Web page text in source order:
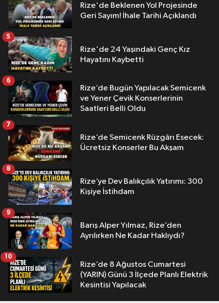
Rize'de Beklenen Yol Projesinde
Geri Sayım! İhale Tarihi Açıklandı
Rize'de 24 Yaşındaki Genç Kız
Hayatını Kaybetti
5
Rize’de Bugün Yapılacak Semicenk
ve Yener Çevik Konserlerinin
Saatleri Belli Oldu
6
Rize’de Semicenk Rüzgârı Esecek:
Ücretsiz Konserler Bu Akşam
7
Rize’ye Dev Balıkçılık Yatırımı: 300
Kişiye İstihdam
8
Barış Alper Yılmaz, Rize’den
Ayrılırken Ne Kadar Haklıydı?
9
Rize’de 8 Ağustos Cumartesi
(YARIN) Günü 3 İlçede Planlı Elektrik
Kesintisi Yapılacak
10